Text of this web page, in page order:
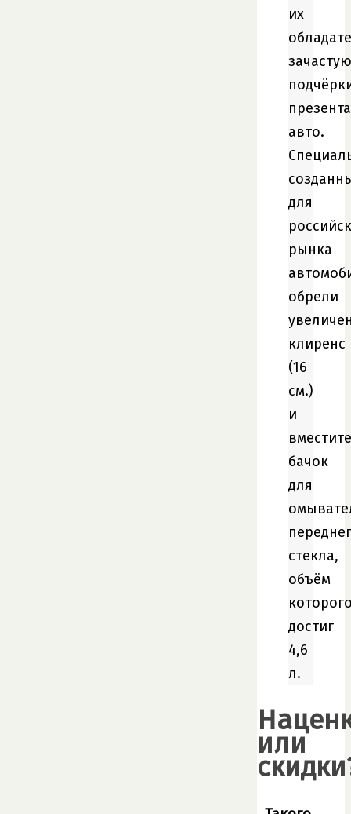
их
зачастую
авто.
для
рынка
обрели
клиренс
(16
см.)
и
бачок
для
стекла,
объём
достиг
4,6
л.
или